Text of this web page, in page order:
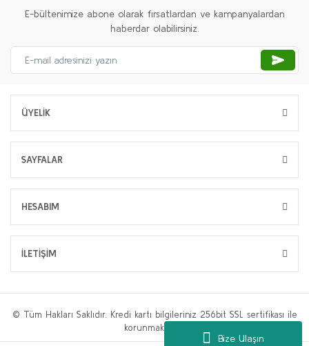
Bize Ulaşın
E-bültenimize abone olarak fırsatlardan ve kampanyalardan
haberdar olabilirsiniz.
ÜYELİK
SAYFALAR
HESABIM
İLETİŞİM
© Tüm Hakları Saklıdır. Kredi kartı bilgileriniz 256bit SSL sertifikası ile
korunmaktadır.